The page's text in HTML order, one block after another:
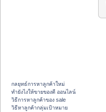
กลยุทธ์การหาลูกค้าใหม่
ทํายังไงให้ขายของดี ออนไลน์
วิธีการหาลูกค้าของ sale
วิธีหาลูกค้ากลุ่มเป้าหมาย